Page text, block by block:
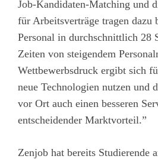
Job-Kandidaten-Matching und
für Arbeitsverträge tragen dazu
Personal in durchschnittlich 28
Zeiten von steigendem
Wettbewerbsdruck ergibt sich
neue Technologien nutzen und
vor Ort auch einen besseren
entscheidender Marktvorteil.”
Zenjob hat bereits Studierende